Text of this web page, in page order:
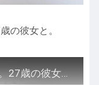
の彼女と。
【婚活】デート前日だけど。。。27歳の彼女と。